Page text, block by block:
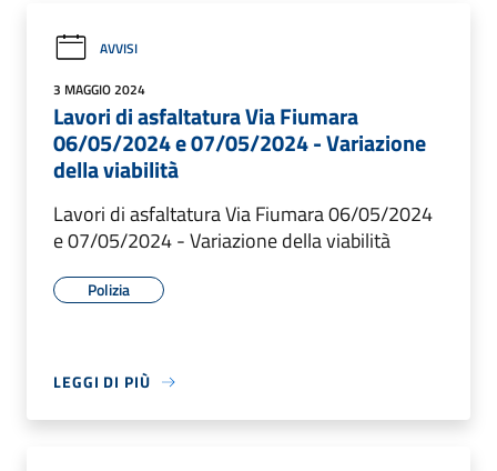
AVVISI
3 MAGGIO 2024
Lavori di asfaltatura Via Fiumara
06/05/2024 e 07/05/2024 - Variazione
della viabilità
Lavori di asfaltatura Via Fiumara 06/05/2024
e 07/05/2024 - Variazione della viabilità
Polizia
LEGGI DI PIÙ